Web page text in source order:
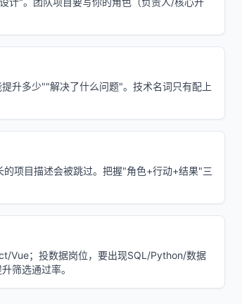
升多少""解决了什么问题"。技术名词只有配上
项目描述会被跳过。把握"角色+行动+结果"三
Vue；投数据岗位，要出现SQL/Python/数据
筛选通过率。